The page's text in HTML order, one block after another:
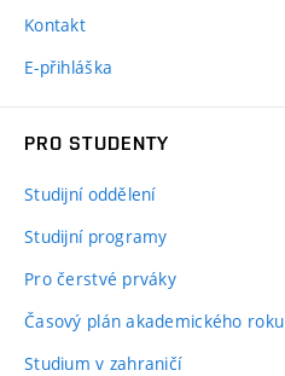
Kontakt
E-přihláška
PRO STUDENTY
Studijní oddělení
Studijní programy
Pro čerstvé prváky
Časový plán akademického roku
Studium v zahraničí